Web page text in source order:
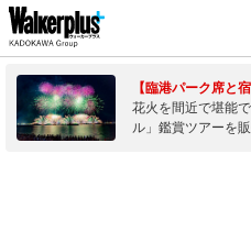
【臨港パーク席と
花火を間近で堪能
ル」鑑賞ツアーを